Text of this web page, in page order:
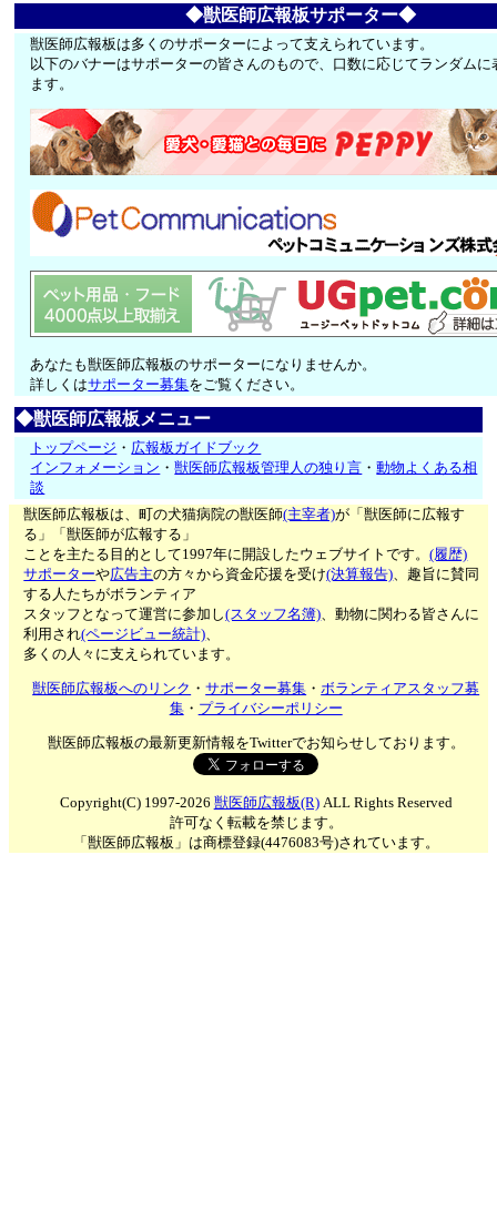
◆獣医師広報板サポーター◆
獣医師広報板は多くのサポーターによって支えられています。
以下のバナーはサポーターの皆さんのもので、口数に応じてランダムに
ます。
あなたも獣医師広報板のサポーターになりませんか。
詳しくはサポーター募集をご覧ください。
◆獣医師広報板メニュー
トップページ ・ 広報板ガイドブック
インフォメーション ・獣医師広報板管理人の独り言 ・動物よくある相
談
獣医師広報板は、町の犬猫病院の獣医師(主宰者)が「獣医師に広報す
る」「獣医師が広報する」
ことを主たる目的として1997年に開設したウェブサイトです。(履歴)
サポーターや広告主の方々から資金応援を受け(決算報告)、趣旨に賛同
する人たちがボランティア
スタッフとなって運営に参加し(スタッフ名簿)、動物に関わる皆さんに
利用され(ページビュー統計)、
多くの人々に支えられています。
獣医師広報板へのリンク ・サポーター募集 ・ボランティアスタッフ募
集・ プライバシーポリシー
獣医師広報板の最新更新情報をTwitterでお知らせしております。
Copyright(C) 1997-2026 獣医師広報板(R)ALL Rights Reserved
許可なく転載を禁じます。
「獣医師広報板」は商標登録(4476083号)されています。